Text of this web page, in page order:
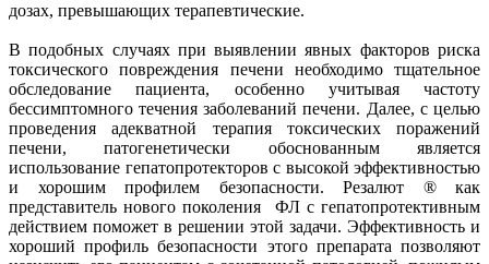
дозах, превышающих терапевтические.
В подобных случаях при выявлении явных факторов риска
токсического повреждения печени необходимо тщательное
обследование пациента, особенно учитывая частоту
бессимптомного течения заболеваний печени. Далее, с целью
проведения адекватной терапия токсических поражений
печени, патогенетически обоснованным является
использование гепатопротекторов с высокой эффективностью
и хорошим профилем безопасности. Резалют ® как
представитель нового поколения ФЛ с гепатопротективным
действием поможет в решении этой задачи. Эффективность и
хороший профиль безопасности этого препарата позволяют